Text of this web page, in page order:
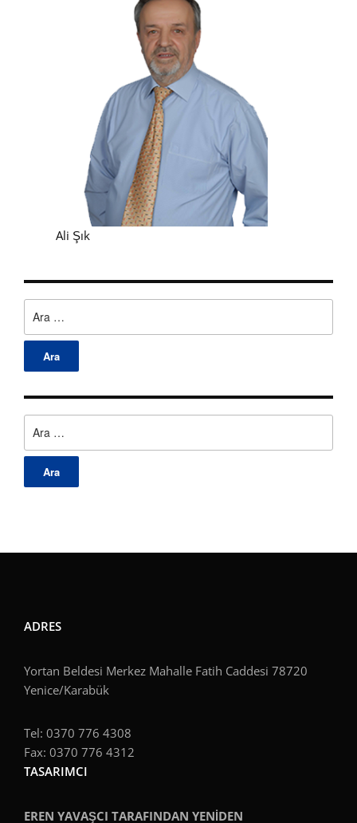
Ali Şık
ADRES
Yortan Beldesi Merkez Mahalle Fatih Caddesi 78720
Yenice/Karabük
Tel: 0370 776 4308
Fax: 0370 776 4312
TASARIMCI
EREN YAVAŞCI TARAFINDAN YENİDEN